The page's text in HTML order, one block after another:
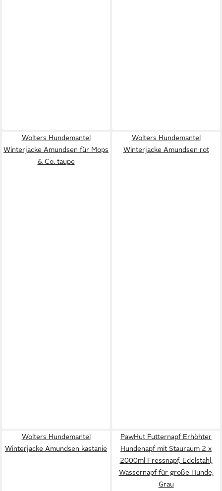
Wolters Hundemantel
Winterjacke Amundsen für Mops
& Co. taupe
Wolters Hundemantel
Winterjacke Amundsen rot
Wolters Hundemantel
Winterjacke Amundsen kastanie
PawHut Futternapf Erhöhter
Hundenapf mit Stauraum 2 x
2000ml Fressnapf, Edelstahl,
Wassernapf für große Hunde,
Grau